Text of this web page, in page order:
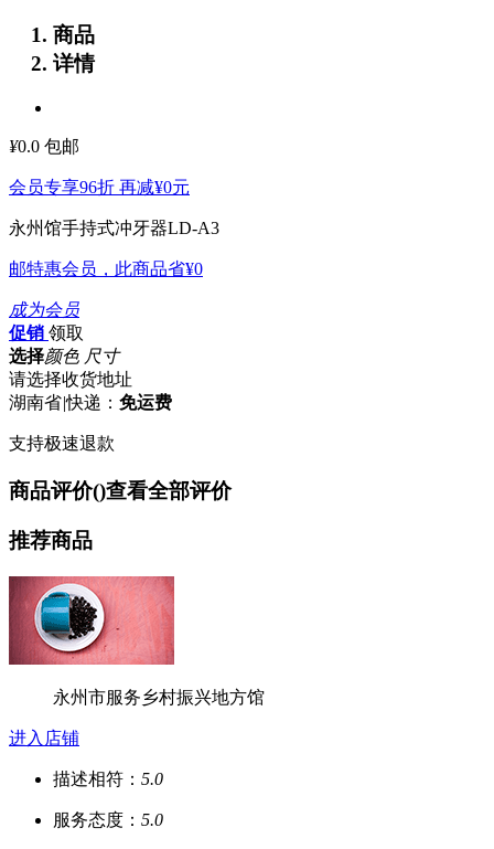
商品
详情
¥0.0 包邮
会员专享96折 再减¥0元
永州馆手持式冲牙器LD-A3
邮特惠会员，此商品省¥0
成为会员
促销 领取
选择颜色 尺寸
请选择收货地址
湖南省|快递： 免运费
支持极速退款
商品评价()查看全部评价
推荐商品
永州市服务乡村振兴地方馆
进入店铺
描述相符： 5.0
服务态度： 5.0